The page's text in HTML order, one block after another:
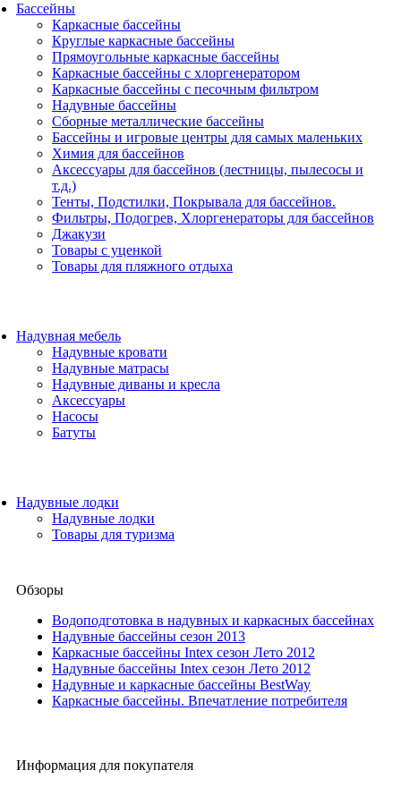
Бассейны
Каркасные бассейны
Круглые каркасные бассейны
Прямоугольные каркасные бассейны
Каркасные бассейны с хлоргенератором
Каркасные бассейны с песочным фильтром
Надувные бассейны
Сборные металлические бассейны
Бассейны и игровые центры для самых маленьких
Химия для бассейнов
Аксессуары для бассейнов (лестницы, пылесосы и
т.д.)
Тенты, Подстилки, Покрывала для бассейнов.
Фильтры, Подогрев, Хлоргенераторы для бассейнов
Джакузи
Товары с уценкой
Товары для пляжного отдыха
Надувная мебель
Надувные кровати
Надувные матрасы
Надувные диваны и кресла
Аксессуары
Насосы
Батуты
Надувные лодки
Надувные лодки
Товары для туризма
Обзоры
Водоподготовка в надувных и каркасных бассейнах
Надувные бассейны сезон 2013
Каркасные бассейны Intex сезон Лето 2012
Надувные бассейны Intex сезон Лето 2012
Надувные и каркасные бассейны BestWay
Каркасные бассейны. Впечатление потребителя
Информация для покупателя